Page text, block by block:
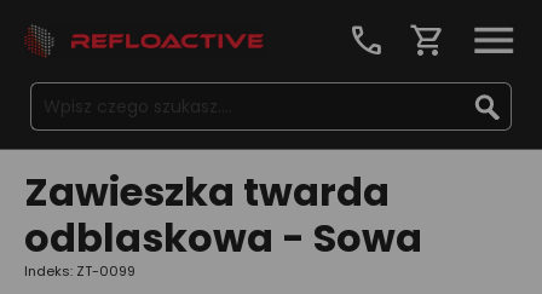
call shopping_cart
Zawieszka twarda
odblaskowa - Sowa
Indeks: ZT-0099